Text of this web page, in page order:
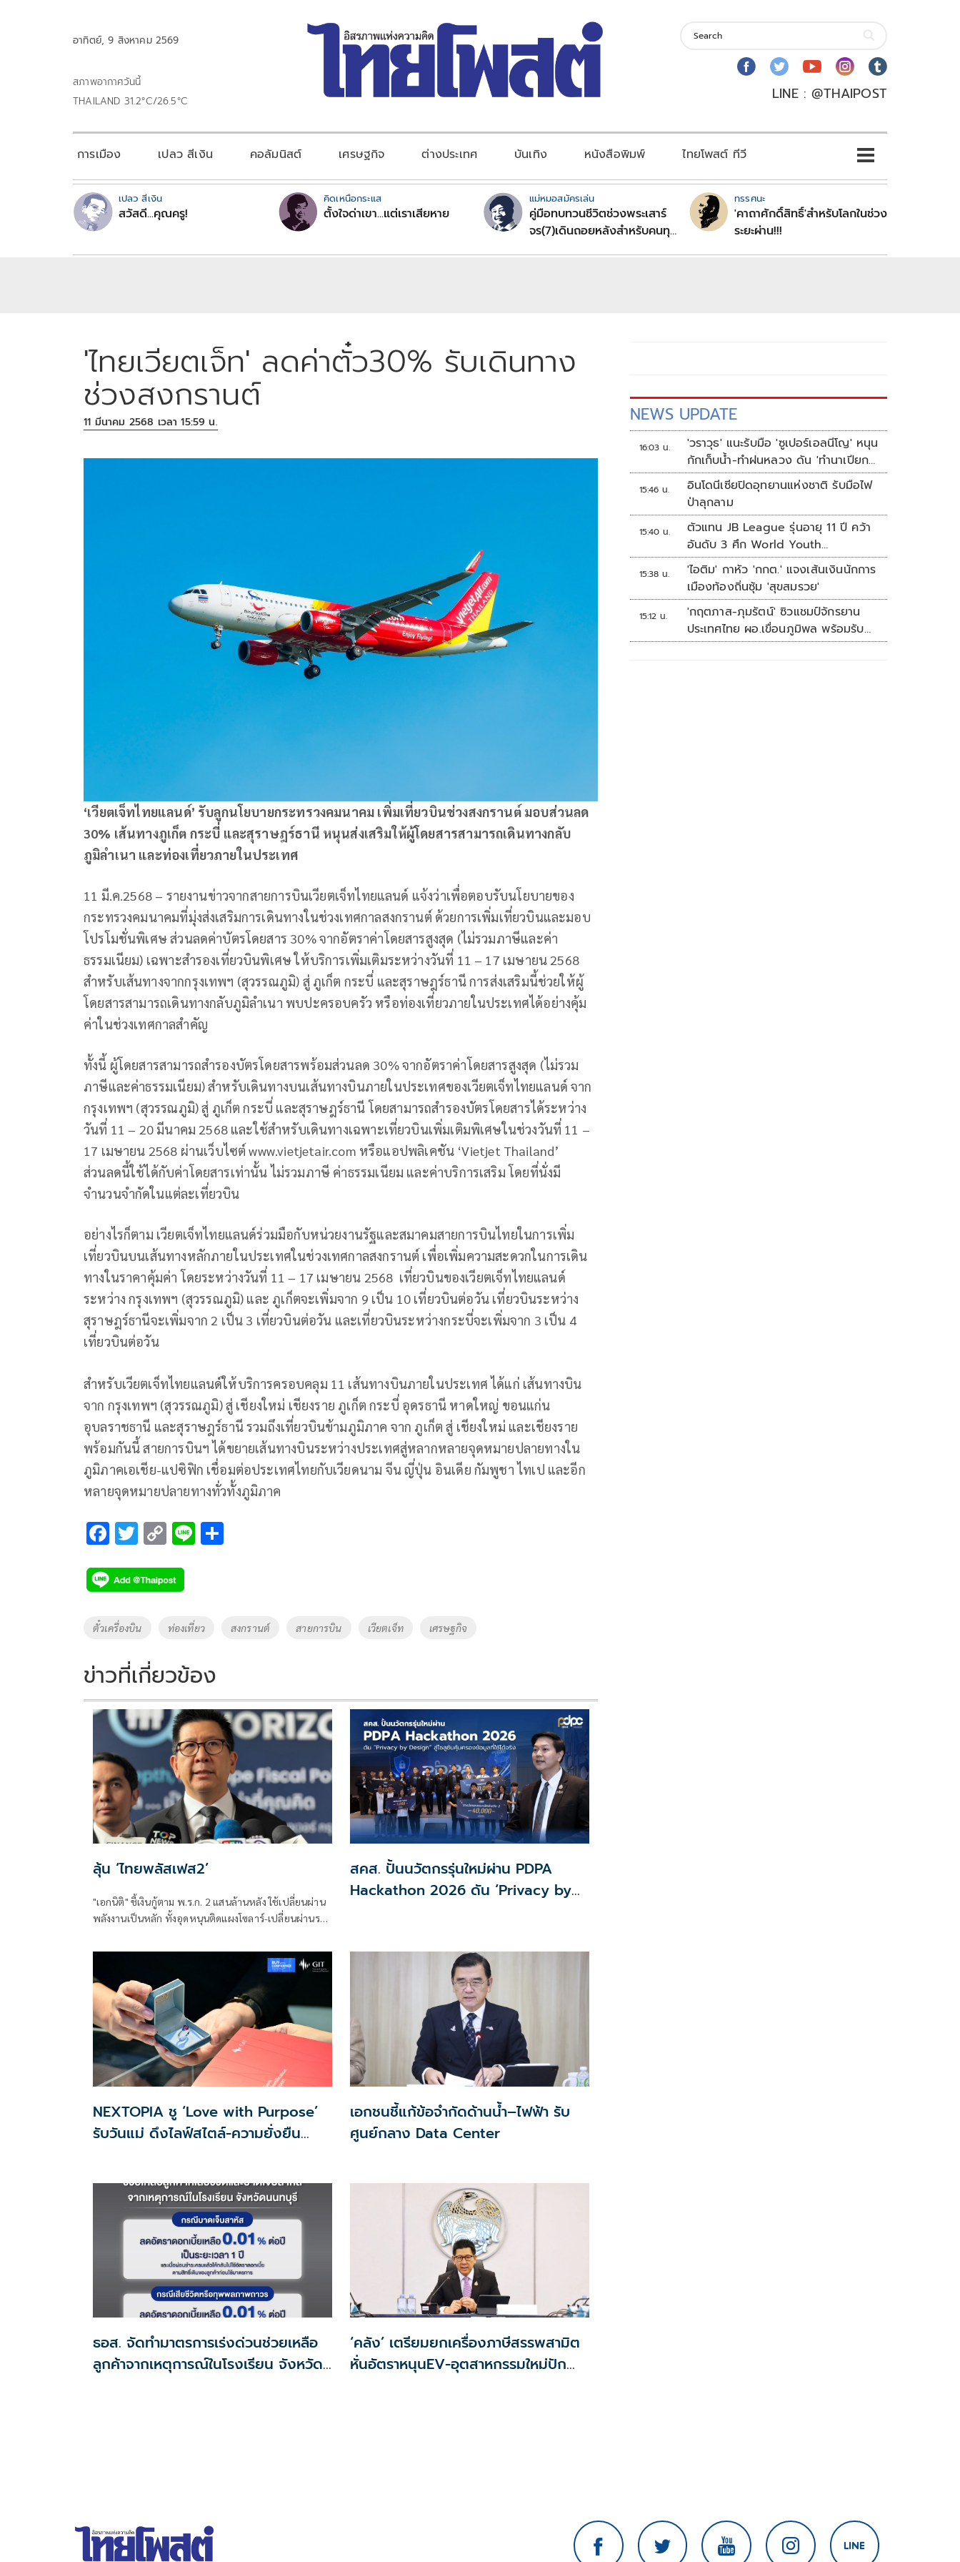
อาทิตย์, 9 สิงหาคม 2569
สภาพอากาศวันนี้
THAILAND 31.2°C/26.5°C
LINE : @THAIPOST
การเมือง เปลว สีเงิน คอลัมนิสต์ เศรษฐกิจ ต่างประเทศ บันเทิง หนังสือพิมพ์ ไทยโพสต์ ทีวี
เปลว สีเงิน
สวัสดี...คุณครู!
คิดเหนือกระแส
ตั้งใจด่าเขา...แต่เราเสียหาย
แม่หมอสมัครเล่น
คู่มือทบทวนชีวิตช่วงพระเสาร์
จร(7)เดินถอยหลังสำหรับคนทุก
ทรรศนะ
'คาถาศักดิ์สิทธิ์'สำหรับโลกในช่วง
ระยะผ่าน!!!
'ไทยเวียตเจ็ท' ลดค่าตั๋ว30% รับเดินทาง
ช่วงสงกรานต์
11 มีนาคม 2568 เวลา 15:59 น.
‘เวียตเจ็ทไทยแลนด์’ รับลูกนโยบายกระทรวงคมนาคม เพิ่มเที่ยวบินช่วงสงกรานต์ มอบส่วนลด
30% เส้นทางภูเก็ต กระบี่ และสุราษฎร์ธานี หนุนส่งเสริมให้ผู้โดยสารสามารถเดินทางกลับ
ภูมิลำเนา และท่องเที่ยวภายในประเทศ
11 มี.ค.2568 – รายงานข่าวจากสายการบินเวียตเจ็ทไทยแลนด์ แจ้งว่าเพื่อตอบรับนโยบายของ
กระทรวงคมนาคมที่มุ่งส่งเสริมการเดินทางในช่วงเทศกาลสงกรานต์ ด้วยการเพิ่มเที่ยวบินและมอบ
โปรโมชั่นพิเศษ ส่วนลดค่าบัตรโดยสาร 30% จากอัตราค่าโดยสารสูงสุด (ไม่รวมภาษีและค่า
ธรรมเนียม) เฉพาะสำรองเที่ยวบินพิเศษ ให้บริการเพิ่มเติมระหว่างวันที่ 11 – 17 เมษายน 2568
สำหรับเส้นทางจากกรุงเทพฯ (สุวรรณภูมิ) สู่ ภูเก็ต กระบี่ และสุราษฎร์ธานี การส่งเสริมนี้ช่วยให้ผู้
โดยสารสามารถเดินทางกลับภูมิลำเนา พบปะครอบครัว หรือท่องเที่ยวภายในประเทศได้อย่างคุ้ม
ค่าในช่วงเทศกาลสำคัญ
ทั้งนี้ ผู้โดยสารสามารถสำรองบัตรโดยสารพร้อมส่วนลด 30% จากอัตราค่าโดยสารสูงสุด (ไม่รวม
ภาษีและค่าธรรมเนียม) สำหรับเดินทางบนเส้นทางบินภายในประเทศของเวียตเจ็ทไทยแลนด์ จาก
กรุงเทพฯ (สุวรรณภูมิ) สู่ ภูเก็ต กระบี่ และสุราษฎร์ธานี โดยสามารถสำรองบัตรโดยสารได้ระหว่าง
วันที่ 11 – 20 มีนาคม 2568 และใช้สำหรับเดินทางเฉพาะเที่ยวบินเพิ่มเติมพิเศษในช่วงวันที่ 11 –
17 เมษายน 2568 ผ่านเว็บไซต์ www.vietjetair.com หรือแอปพลิเคชัน ‘Vietjet Thailand’
ส่วนลดนี้ใช้ได้กับค่าโดยสารเท่านั้น ไม่รวมภาษี ค่าธรรมเนียม และค่าบริการเสริม โดยที่นั่งมี
จำนวนจำกัดในแต่ละเที่ยวบิน
อย่างไรก็ตาม เวียตเจ็ทไทยแลนด์ร่วมมือกับหน่วยงานรัฐและสมาคมสายการบินไทยในการเพิ่ม
เที่ยวบินบนเส้นทางหลักภายในประเทศในช่วงเทศกาลสงกรานต์ เพื่อเพิ่มความสะดวกในการเดิน
ทางในราคาคุ้มค่า โดยระหว่างวันที่ 11 – 17 เมษายน 2568 เที่ยวบินของเวียตเจ็ทไทยแลนด์
ระหว่าง กรุงเทพฯ (สุวรรณภูมิ) และ ภูเก็ตจะเพิ่มจาก 9 เป็น 10 เที่ยวบินต่อวัน เที่ยวบินระหว่าง
สุราษฎร์ธานีจะเพิ่มจาก 2 เป็น 3 เที่ยวบินต่อวัน และเที่ยวบินระหว่างกระบี่จะเพิ่มจาก 3 เป็น 4
เที่ยวบินต่อวัน
สำหรับเวียตเจ็ทไทยแลนด์ให้บริการครอบคลุม 11 เส้นทางบินภายในประเทศ ได้แก่ เส้นทางบิน
จาก กรุงเทพฯ (สุวรรณภูมิ) สู่ เชียงใหม่ เชียงราย ภูเก็ต กระบี่ อุดรธานี หาดใหญ่ ขอนแก่น
อุบลราชธานี และสุราษฎร์ธานี รวมถึงเที่ยวบินข้ามภูมิภาค จาก ภูเก็ต สู่ เชียงใหม่ และเชียงราย
พร้อมกันนี้ สายการบินฯ ได้ขยายเส้นทางบินระหว่างประเทศสู่หลากหลายจุดหมายปลายทางใน
ภูมิภาคเอเชีย-แปซิฟิก เชื่อมต่อประเทศไทยกับเวียดนาม จีน ญี่ปุ่น อินเดีย กัมพูชา ไทเป และอีก
หลายจุดหมายปลายทางทั่วทั้งภูมิภาค
F
e
b
o
k
T
tt
er
C
p
y
Li
k
Li
Tags
ตั๋วเครื่องบิน ท่องเที่ยว สงกรานต์ สายการบิน เวียตเจ็ท เศรษฐกิจ
ข่าวที่เกี่ยวข้อง
ลุ้น ‘ไทยพลัสเฟส2’
"เอกนิติ" ชี้เงินกู้ตาม พ.ร.ก. 2 แสนล้านหลัง ใช้เปลี่ยนผ่าน
พลังงานเป็นหลัก ทั้งอุดหนุนติดแผงโซลาร์-เปลี่ยนผ่านรถ
พร้อมให้ใช้กับไทยเที่ยวไทยพลัส ส่วนไทยช่วยไทยพลัส
เฟส 2 รอประเมินความเหมาะสม นายกฯ เผยจะพยายาม
สคส. ปั้นนวัตกรรุ่นใหม่ผ่าน PDPA
Hackathon 2026 ดัน ‘Privacy by
NEXTOPIA ชู ‘Love with Purpose’
รับวันแม่ ดึงไลฟ์สไตล์-ความยั่งยืน
เอกชนชี้แก้ข้อจำกัดด้านน้ำ–ไฟฟ้า รับ
ศูนย์กลาง Data Center
ธอส. จัดทำมาตรการเร่งด่วนช่วยเหลือ
ลูกค้าจากเหตุการณ์ในโรงเรียน จังหวัด
‘คลัง’ เตรียมยกเครื่องภาษีสรรพสามิต
หั่นอัตราหนุนEV-อุตสาหกรรมใหม่ปัก
NEWS UPDATE
16:03 น.
'วราวุธ' แนะรับมือ 'ซูเปอร์เอลนีโญ' หนุน
กักเก็บน้ำ-ทำฝนหลวง ดัน 'ทำนาเปียก
สลับแห้ง'
15:46 น.
อินโดนีเซียปิดอุทยานแห่งชาติ รับมือไฟ
ป่าลุกลาม
15:40 น.
ตัวแทน JB League รุ่นอายุ 11 ปี คว้า
อันดับ 3 ศึก World Youth
Championship 2026 ที่สิงคโปร์
15:38 น.
'ไอติม' กาหัว 'กกต.' แจงเส้นเงินนักการ
เมืองท้องถิ่นซุ้ม 'สุขสมรวย'
15:12 น.
'กฤตภาส-ภุมรัตน์' ซิวแชมป์จักรยาน
ประเทศไทย ผอ.เขื่อนภูมิพล พร้อมรับ
เจ้าภาพต่อ ปี 2570